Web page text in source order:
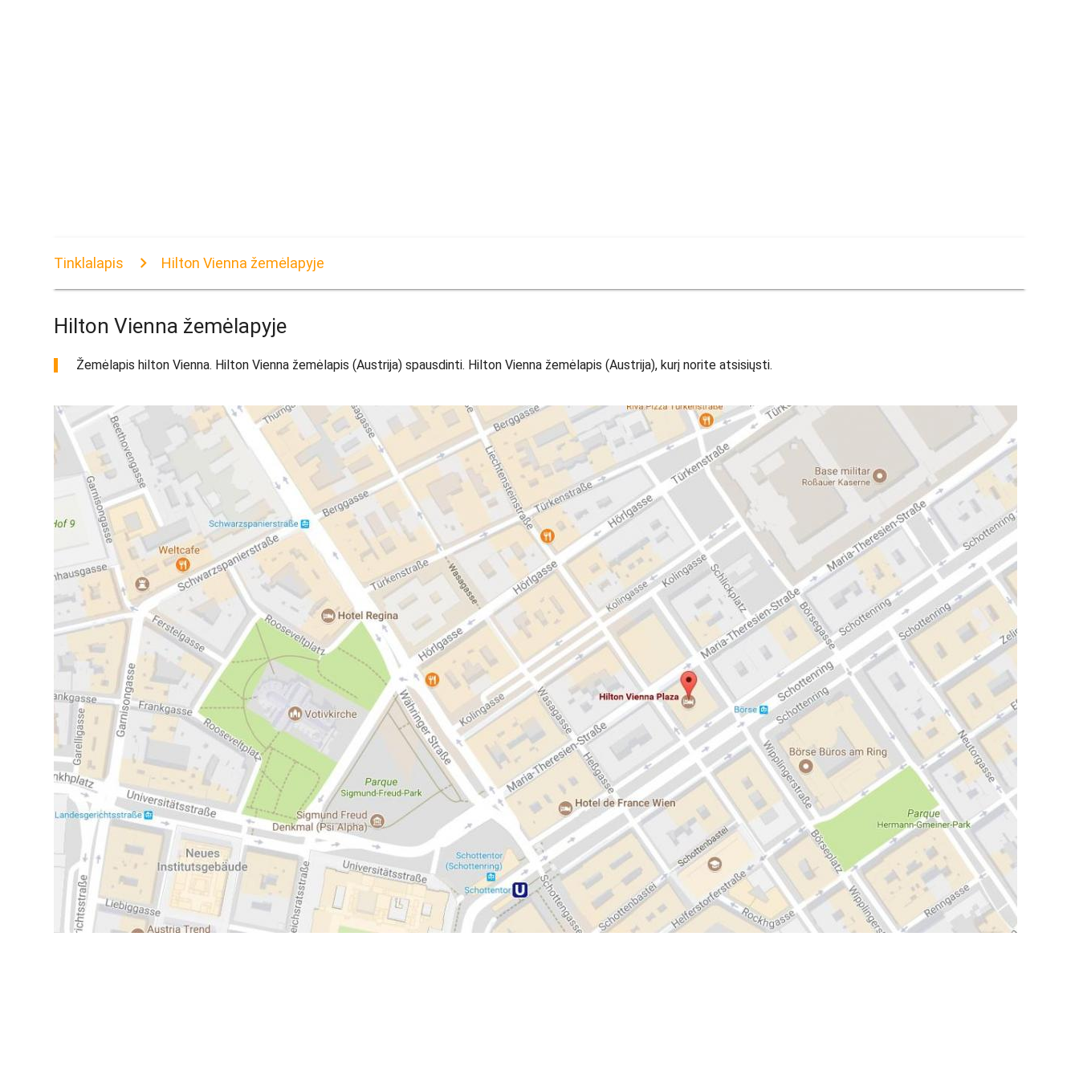
Tinklalapis Hilton Vienna žemėlapyje
Hilton Vienna žemėlapyje
Žemėlapis hilton Vienna. Hilton Vienna žemėlapis (Austrija) spausdinti. Hilton Vienna žemėlapis (Austrija), kurį norite atsisiųsti.